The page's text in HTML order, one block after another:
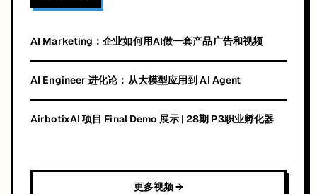
AI Marketing：企业如何用AI做一套产品广告和视频
AI Engineer 进化论：从大模型应用到 AI Agent
AirbotixAI 项目 Final Demo 展示 | 28期 P3职业孵化器
更多视频